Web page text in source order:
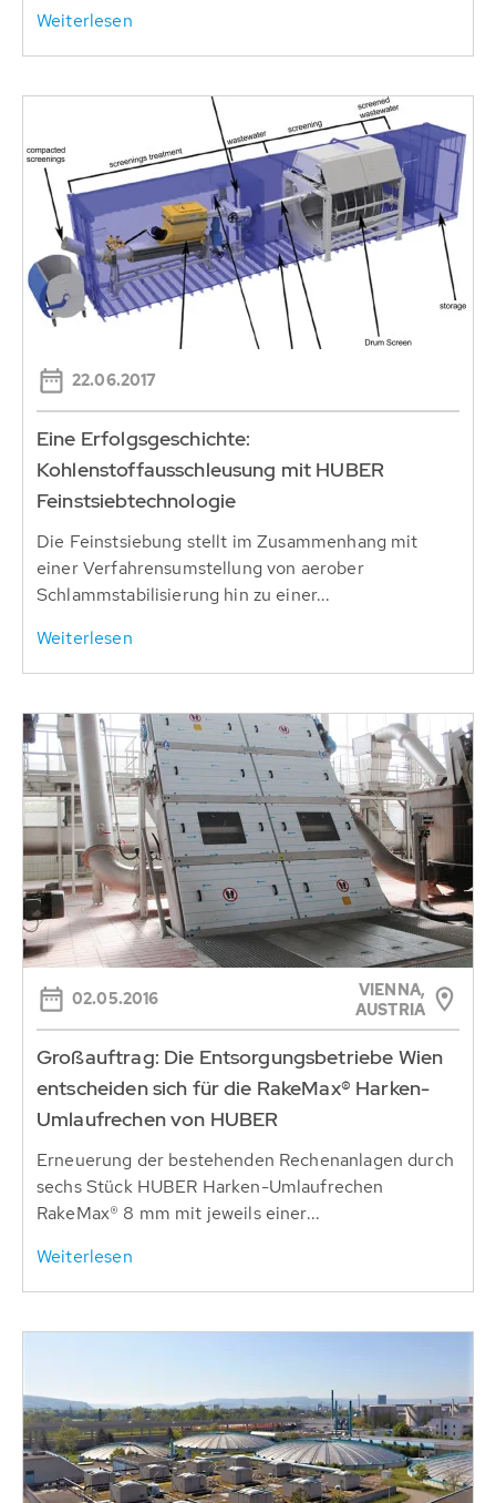
Weiterlesen
22.06.2017
Eine Erfolgsgeschichte:
Kohlenstoffausschleusung mit HUBER
Feinstsiebtechnologie
Die Feinstsiebung stellt im Zusammenhang mit
einer Verfahrensumstellung von aerober
Schlammstabilisierung hin zu einer...
Weiterlesen
02.05.2016
VIENNA,
AUSTRIA
Großauftrag: Die Entsorgungsbetriebe Wien
entscheiden sich für die RakeMax® Harken-
Umlaufrechen von HUBER
Erneuerung der bestehenden Rechenanlagen durch
sechs Stück HUBER Harken-Umlaufrechen
RakeMax® 8 mm mit jeweils einer...
Weiterlesen